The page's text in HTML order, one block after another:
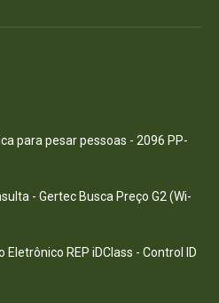
para pesar pessoas - 2096 PP-
- Gertec Busca Preço G2 (Wi-
Eletrônico REP iDClass - Control ID